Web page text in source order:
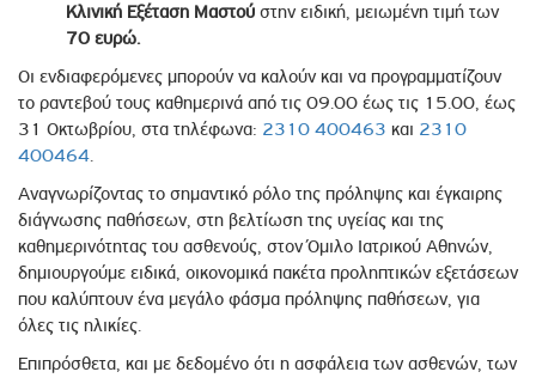
Κλινική Εξέταση Μαστού στην ειδική, μειωμένη τιμή των
70 ευρώ.
Οι ενδιαφερόμενες μπορούν να καλούν και να προγραμματίζουν
το ραντεβού τους καθημερινά από τις 09.00 έως τις 15.00, έως
31 Οκτωβρίου, στα τηλέφωνα: 2310 400463 και 2310
400464.
Αναγνωρίζοντας το σημαντικό ρόλο της πρόληψης και έγκαιρης
διάγνωσης παθήσεων, στη βελτίωση της υγείας και της
καθημερινότητας του ασθενούς, στον Όμιλο Ιατρικού Αθηνών,
δημιουργούμε ειδικά, οικονομικά πακέτα προληπτικών εξετάσεων
που καλύπτουν ένα μεγάλο φάσμα πρόληψης παθήσεων, για
όλες τις ηλικίες.
Επιπρόσθετα, και με δεδομένο ότι η ασφάλεια των ασθενών, των